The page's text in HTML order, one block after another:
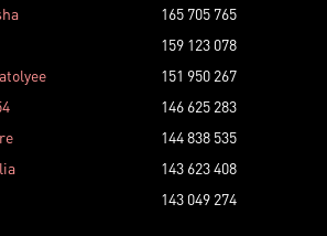
165 705 765
159 123 078
151 950 267
146 625 283
144 838 535
143 623 408
143 049 274